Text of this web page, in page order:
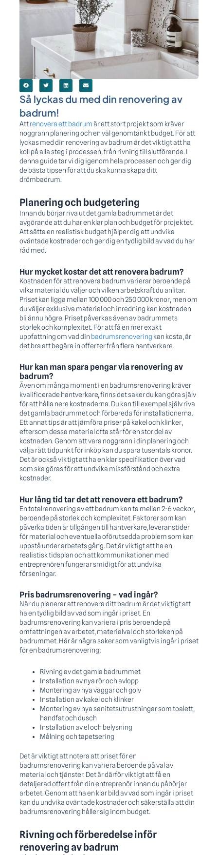
Så lyckas du med din renovering av
badrum!
Attrenovera ett badrum är ett stort projekt som kräver
noggrann planering och en väl genomtänkt budget. För att
lyckas med din renovering av badrum är det viktigt att ha
koll på alla steg i processen, från rivning till slutförande. I
denna guide tar vi dig igenom hela processen och ger dig
de bästa tipsen för att du ska kunna skapa ditt
drömbadrum.
Planering och budgetering
Innan du börjar riva ut det gamla badrummet är det
avgörande att du har en klar plan och budget för projektet.
Att sätta en realistisk budget hjälper dig att undvika
oväntade kostnader och ger dig en tydlig bild av vad du har
råd med.
Hur mycket kostar det att renovera badrum?
Kostnaden för att renovera badrum varierar beroende på
vilka material du väljer och vilken arbetskraft du anlitar.
Priset kan ligga mellan 100 000 och 250 000 kronor, men om
du väljer exklusiva material och inredning kan kostnaden
bli ännu högre. Priset påverkas även av badrummets
storlek och komplexitet. För att få en mer exakt
uppfattning om vad din badrumsrenovering kan kosta, är
det bra att begära in offerter från flera hantverkare.
Hur kan man spara pengar via renovering av
badrum?
Även om många moment i en badrumsrenovering kräver
kvalificerade hantverkare, finns det saker du kan göra själv
för att hålla nere kostnaderna. Du kan till exempel själv riva
det gamla badrummet och förbereda för installationerna.
Ett annat tips är att jämföra priser på kakel och klinker,
eftersom dessa material ofta står för en stor del av
kostnaden. Genom att vara noggrann i din planering och
välja rätt tidpunkt för inköp kan du spara tusentals kronor.
Det är också viktigt att ha en klar specifikation över vad
som ska göras för att undvika missförstånd och extra
kostnader.
Hur lång tid tar det att renovera ett badrum?
En totalrenovering av ett badrum kan ta mellan 2-6 veckor,
beroende på storlek och komplexitet. Faktorer som kan
påverka tiden är tillgången till hantverkare, leveranstider
för material och eventuella oförutsedda problem som kan
uppstå under arbetets gång. Det är viktigt att ha en
realistisk tidsplan och att kommunikationen med
entreprenören fungerar smidigt för att undvika
förseningar.
Pris badrumsrenovering – vad ingår?
När du planerar att renovera ditt badrum är det viktigt att
ha en tydlig bild av vad som ingår i priset. En
badrumsrenovering kan variera i pris beroende på
omfattningen av arbetet, materialval och storleken på
badrummet. Här är några saker som vanligtvis ingår i priset
för en badrumsrenovering:
Rivning av det gamla badrummet
Installation av nya rör och avlopp
Montering av nya väggar och golv
Installation av kakel och klinker
Montering av nya sanitetsutrustningar som toalett,
handfat och dusch
Installation av el och belysning
Målning och tapetsering
Det är viktigt att notera att priset för en
badrumsrenovering kan variera beroende på val av
material och tjänster. Det är därför viktigt att få en
detaljerad offert från din entreprenör innan du påbörjar
arbetet. Genom att ha en klar bild av vad som ingår i priset
kan du undvika oväntade kostnader och säkerställa att din
badrumsrenovering håller sig inom budget.
Rivning och förberedelse inför
renovering av badrum